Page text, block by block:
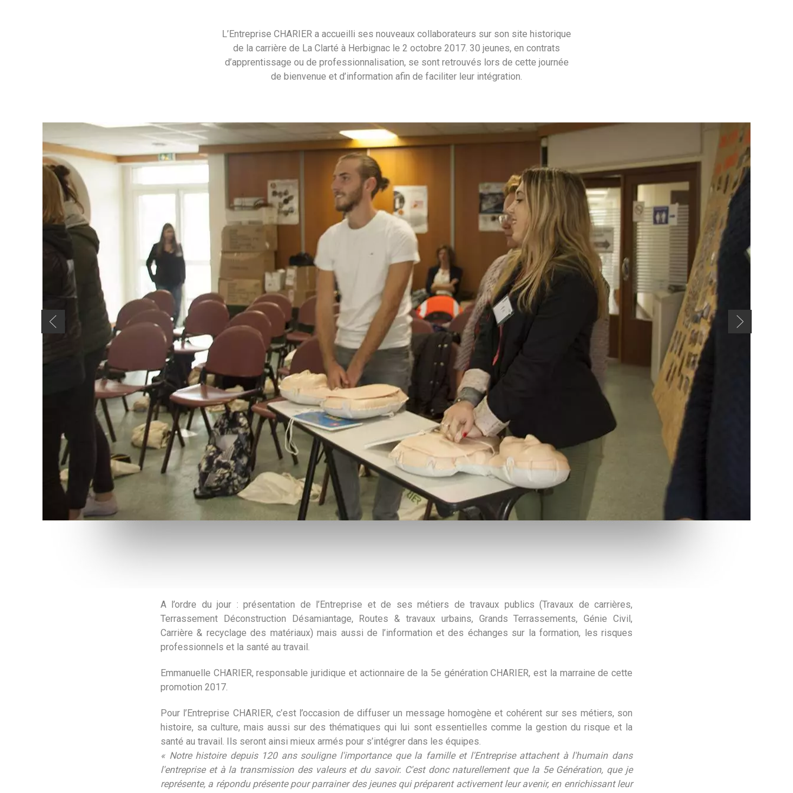
L’Entreprise CHARIER a accueilli ses nouveaux collaborateurs sur son site historique
de la carrière de La Clarté à Herbignac le 2 octobre 2017. 30 jeunes, en contrats
d’apprentissage ou de professionnalisation, se sont retrouvés lors de cette journée
de bienvenue et d’information afin de faciliter leur intégration.
A l’ordre du jour : présentation de l’Entreprise et de ses métiers de travaux publics (Travaux de carrières,
Terrassement Déconstruction Désamiantage, Routes & travaux urbains, Grands Terrassements, Génie Civil,
Carrière & recyclage des matériaux) mais aussi de l’information et des échanges sur la formation, les risques
professionnels et la santé au travail.
Emmanuelle CHARIER, responsable juridique et actionnaire de la 5e génération CHARIER, est la marraine de cette
promotion 2017.
Pour l’Entreprise CHARIER, c’est l’occasion de diffuser un message homogène et cohérent sur ses métiers, son
histoire, sa culture, mais aussi sur des thématiques qui lui sont essentielles comme la gestion du risque et la
santé au travail. Ils seront ainsi mieux armés pour s’intégrer dans les équipes.
« Notre histoire depuis 120 ans souligne l'importance que la famille et l'Entreprise attachent à l'humain dans
l'entreprise et à la transmission des valeurs et du savoir. C'est donc naturellement que la 5e Génération, que je
représente, a répondu présente pour parrainer des jeunes qui préparent activement leur avenir, en enrichissant leur